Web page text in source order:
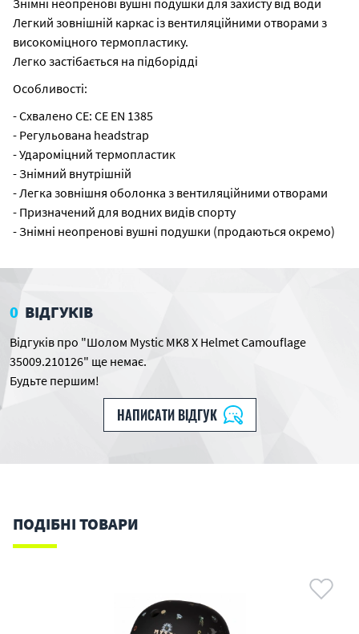
Знімні неопренові вушні подушки для захисту від води
Легкий зовнішній каркас із вентиляційними отворами з
високоміцного термопластику.
Легко застібається на підборідді
Особливості:
- Схвалено CE: CE EN 1385
- Регульована headstrap
- Удароміцний термопластик
- Знімний внутрішній
- Легка зовнішня оболонка з вентиляційними отворами
- Призначений для водних видів спорту
- Знімні неопренові вушні подушки (продаються окремо)
0 ВІДГУКІВ
Відгуків про "Шолом Mystic MK8 X Helmet Camouflage
35009.210126" ще немає.
Будьте першим!
НАПИСАТИ ВІДГУК
ПОДІБНІ ТОВАРИ